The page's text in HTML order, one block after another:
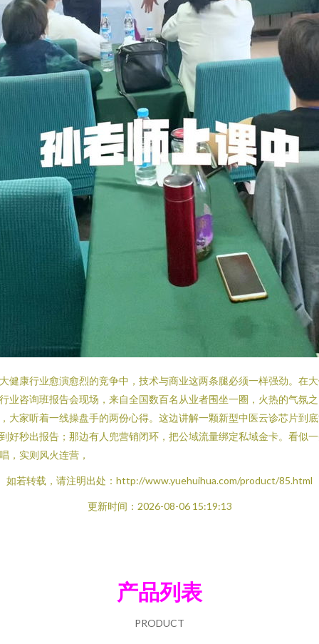
健康行业愈演愈烈的竞争中，技术与商业这两条腿必须一样强劲。在
业咨询班报告会现场，来自全国数百名从业者围坐一圈，火热的气氛之
大家听着一线操盘手的两份心得。这边讲解一颗新型中医云诊芯片到
好秒出报告；那边有人兜营销闭环，把公域流量绑定私域金卡。看似
，实则风火连营，
如若转载，请注明出处：http://www.yuehuihua.com/product/85.html
更新时间：2026-08-06 15:19:13
产品列表
PRODUCT